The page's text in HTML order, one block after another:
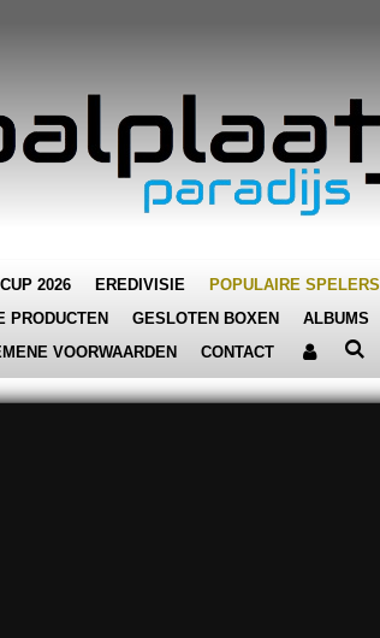
2026 EREDIVISIE POPULAIRE SPELERS
PRODUCTEN GESLOTEN BOXEN ALBUMS
VOORWAARDEN CONTACT